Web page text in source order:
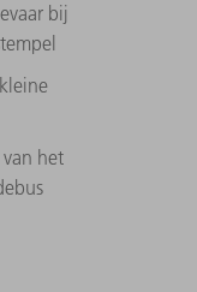
bij
het